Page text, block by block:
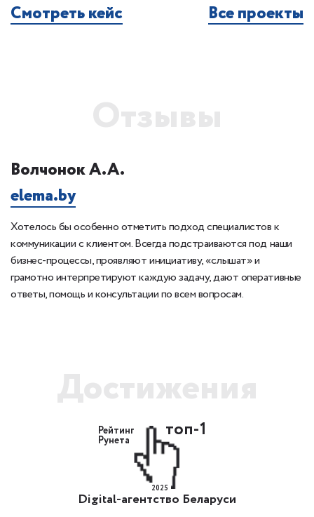
Смотреть кейс Все проекты
Волчонок А.А.
elema.by
Хотелось бы особенно отметить подход специалистов к
коммуникации с клиентом. Всегда подстраиваются под наши
бизнес-процессы, проявляют инициативу, «слышат» и
грамотно интерпретируют каждую задачу, дают оперативные
ответы, помощь и консультации по всем вопросам.
Рейтинг
Рунета топ-1
2025
Digital-агентство Беларуси